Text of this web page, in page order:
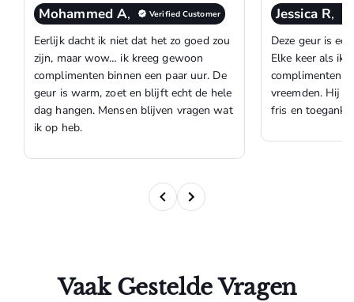
Mohammed A, Verified Customer
Eerlijk dacht ik niet dat het zo goed zou
zijn, maar wow… ik kreeg gewoon
complimenten binnen een paar uur. De
geur is warm, zoet en blijft echt de hele
dag hangen. Mensen blijven vragen wat
ik op heb.
Jessica R,
Deze geur is
Elke keer als ik
complimenten
vreemden. Hij
fris en
Vaak Gestelde Vragen